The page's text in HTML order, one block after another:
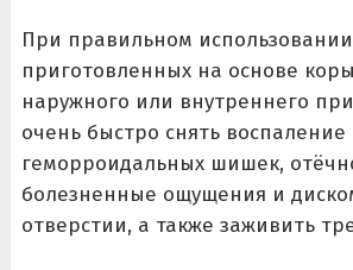
При правильном использовании
приготовленных на основе
наружного или внутреннего
очень быстро снять воспаление
геморроидальных шишек,
болезненные ощущения и
отверстии, а также заживить